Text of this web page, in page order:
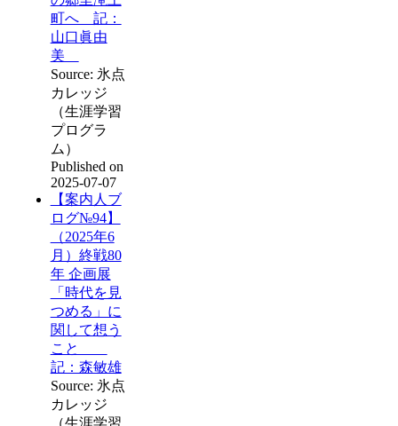
町へ 記：
山口眞由
美
Source: 氷点
カレッジ
（生涯学習
プログラ
ム）
Published on
2025-07-07
【案内人ブ
ログ№94】
（2025年6
月）終戦80
年 企画展
「時代を見
つめる」に
関して想う
こと
記：森敏雄
Source: 氷点
カレッジ
（生涯学習